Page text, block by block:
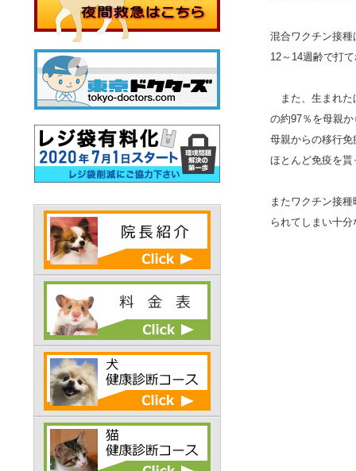
混合ワクチン接
12～14週齢で打
また、生まれた
の約97％を母親
母親からの移行
ほとんど免疫を
またワクチン接
られてしまい十